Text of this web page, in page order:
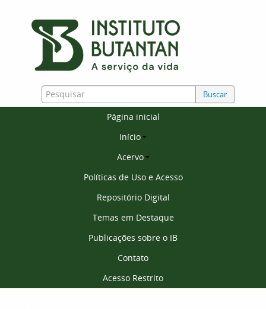
Buscar
Página inicial
Início
Acervo
Políticas de Uso e Acesso
Repositório Digital
Temas em Destaque
Publicações sobre o IB
Contato
Acesso Restrito